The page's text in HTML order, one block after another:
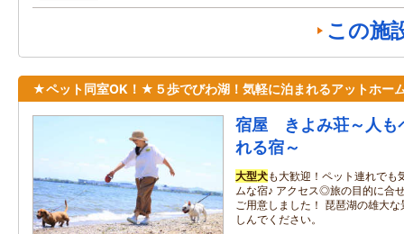
この施
★ペット同室OK！★５歩でびわ湖！気軽に泊まれるアットホー
宿屋 きよみ荘～人も
れる宿～
大型犬も大歓迎！ペット連れでも
ムな宿♪ アクセス◎旅の目的に合
ご用意しました！ 琵琶湖の雄大
しんでください。